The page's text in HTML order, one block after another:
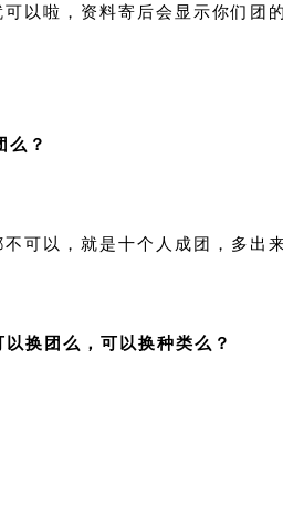
以啦，资料寄后会显示你们团
么？
可以，就是十个人成团，多出
换团么，可以换种类么？